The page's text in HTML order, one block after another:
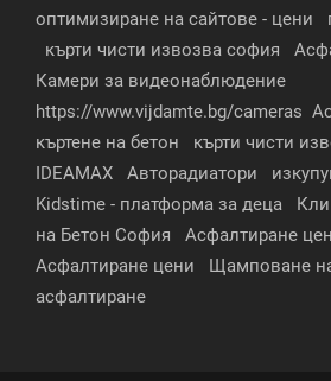
оптимизиране на сайтове - цени
кърти чисти извозва софия
Камери за видеонаблюдение
https://www.vijdamte.bg/cameras
къртене на бетон
кърти чисти
IDEAMAX
Авторадиатори
Kidstime - платформа за деца
на Бетон София
Асфалтиране
Асфалтиране цени
Щамповане
асфалтиране